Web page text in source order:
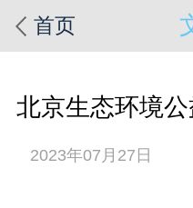
首页
北京生态环境
2023年07月27日